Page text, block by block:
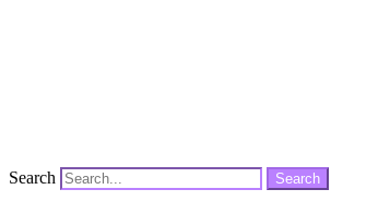
Search Search